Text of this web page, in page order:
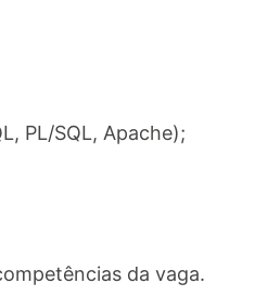
PL/SQL, Apache);
da vaga.